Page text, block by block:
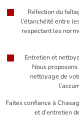
Réfection du
l’étanchéité entre
respectant les
Entretien et
Nous
nettoyage de
Faites confiance à
et d’entretien